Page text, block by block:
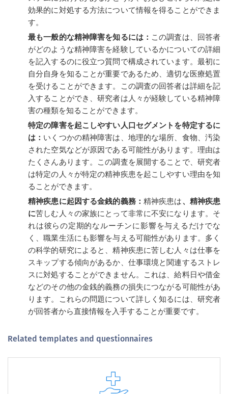
効果的に対処する方法について情報を得ることができま
す。
最も一般的な精神障害を知るには： この調査は、回答者
がどのような精神障害を経験しているかについての詳細
を記入するのに役立つ質問で構成されています。最初に
自分自身を知ることが重要であるため、適切な医療処置
を受けることができます。この調査の回答者は詳細を記
入することができ、研究者は人々が経験している精神障
害の種類を知ることができます。
特定の障害を起こしやすい人口セグメントを特定するに
は： いくつかの精神障害は、地理的な場所、食物、汚染
された空気などが原因である可能性があります。理由は
たくさんあります。この調査を展開することで、研究者
は特定の人々が特定の精神疾患を起こしやすい理由を知
ることができます。
精神疾患に起因する金銭的義務： 精神疾患は、精神疾患
に苦しむ人々の家族にとって非常に不安になります。そ
れは彼らの定期的なルーチンに影響を与えるだけでな
く、職業生活にも影響を与える可能性があります。多く
の科学的研究によると、精神疾患に苦しむ人々は仕事を
スキップする傾向があるか、仕事環境と関連するストレ
スに対処することができません。これは、給料日や借金
などのその他の金銭的義務の損失につながる可能性があ
ります。これらの問題について詳しく知るには、研究者
が回答者から直接情報を入手することが重要です。
Related templates and questionnaires